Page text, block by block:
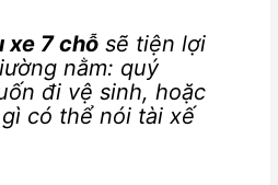
xe 7 chỗ sẽ tiện lợi
nằm: quý
đi vệ sinh, hoặc
có thể nói tài xế